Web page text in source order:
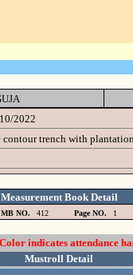
2022
contour trench with
Measurement Book Detail
MB NO. 412 Page NO. 1
indicates attendance
Mustroll Detail